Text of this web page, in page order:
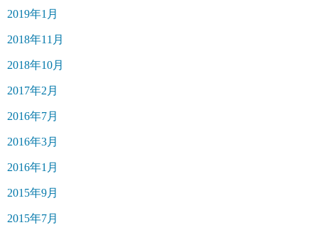
2019年1月
2018年11月
2018年10月
2017年2月
2016年7月
2016年3月
2016年1月
2015年9月
2015年7月